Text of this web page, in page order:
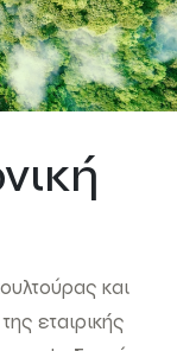
και
εταιρικής